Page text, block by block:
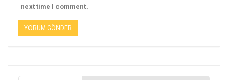
next time I comment.